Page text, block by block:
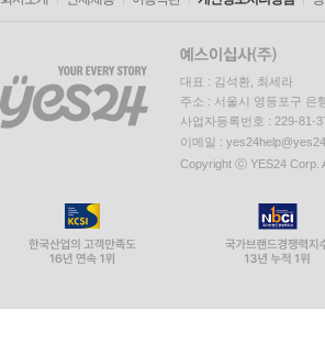
대표 : 김석환, 최세라
주소 : 서울시 영등포구 은
사업자등록번호 : 229-
이메일 :
Copyright ⓒ YES24 Corp.